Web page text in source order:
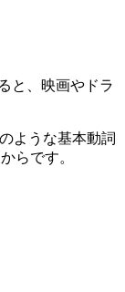
と、映画やドラ
ような基本動詞
らです。